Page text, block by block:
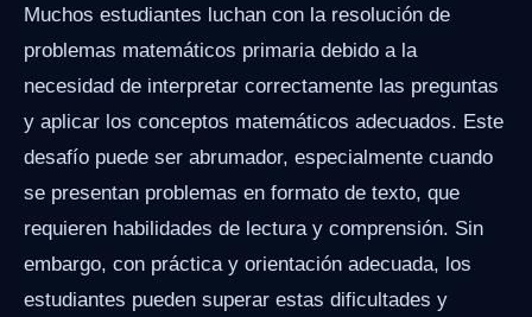
Muchos estudiantes luchan con la resolución de
problemas matemáticos primaria debido a la
necesidad de interpretar correctamente las preguntas
y aplicar los conceptos matemáticos adecuados. Este
desafío puede ser abrumador, especialmente cuando
se presentan problemas en formato de texto, que
requieren habilidades de lectura y comprensión. Sin
embargo, con práctica y orientación adecuada, los
estudiantes pueden superar estas dificultades y